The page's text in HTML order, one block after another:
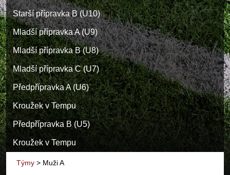
Starší přípravka B (U10)
Mladší přípravka A (U9)
Mladší přípravka B (U8)
Mladší přípravka C (U7)
Předpřípravka A (U6)
Kroužek v Tempu
Předpřípravka B (U5)
Kroužek v Tempu
Týmy > Muži A